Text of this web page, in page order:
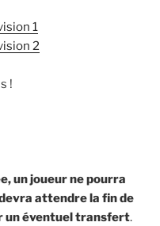
1
2
!
un joueur ne pourra
attendre la fin de
un éventuel transfert.